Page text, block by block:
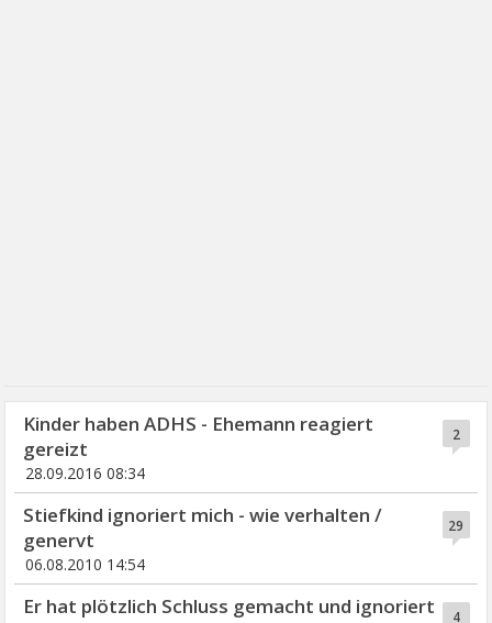
2
Kinder haben ADHS - Ehemann reagiert
gereizt
28.09.2016 08:34
29
Stiefkind ignoriert mich - wie verhalten /
genervt
06.08.2010 14:54
4
Er hat plötzlich Schluss gemacht und ignoriert